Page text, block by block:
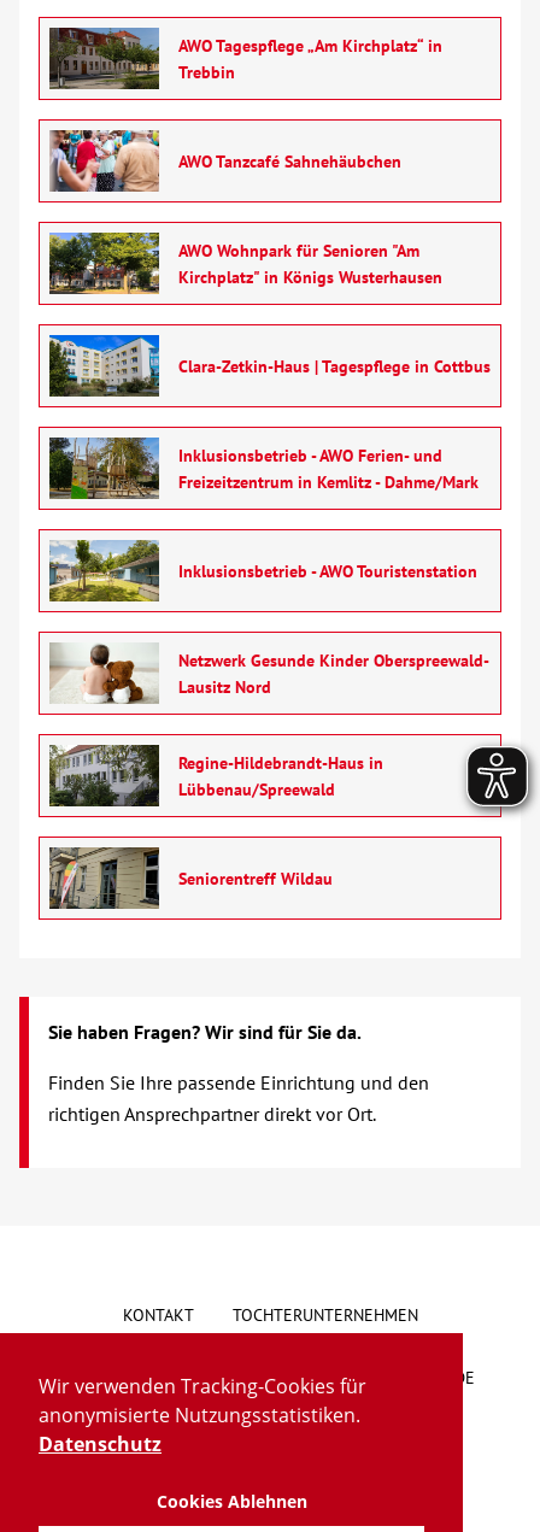
Wir verwenden Tracking-Cookies für
anonymisierte Nutzungsstatistiken.
Datenschutz
Cookies Ablehnen
AWO Tagespflege „Am Kirchplatz“ in
Trebbin
AWO Tanzcafé Sahnehäubchen
AWO Wohnpark für Senioren "Am
Kirchplatz" in Königs Wusterhausen
Clara-Zetkin-Haus | Tagespflege in Cottbus
Inklusionsbetrieb - AWO Ferien- und
Freizeitzentrum in Kemlitz - Dahme/Mark
Inklusionsbetrieb - AWO Touristenstation
Netzwerk Gesunde Kinder Oberspreewald-
Lausitz Nord
Regine-Hildebrandt-Haus in
Lübbenau/Spreewald
Seniorentreff Wildau
Sie haben Fragen? Wir sind für Sie da.
Finden Sie Ihre passende Einrichtung und den
richtigen Ansprechpartner direkt vor Ort.
KONTAKT TOCHTERUNTERNEHMEN
HINWEISGEBERSYSTEM VORSCHLAG/BESCHWERDE
LIEFERKETTENGESETZ
IMPRESSUM DATENSCHUTZ